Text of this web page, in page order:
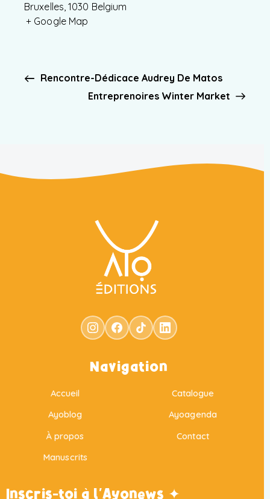
Bruxelles, 1030 Belgium
+ Google Map
Rencontre-Dédicace Audrey De Matos
Entreprenoires Winter Market
Navigation
Accueil
Catalogue
Ayoblog
Ayoagenda
À propos
Contact
Manuscrits
Inscris-toi à l'Ayonews ✦